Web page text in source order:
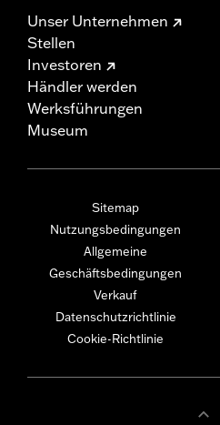
Unser Unternehmen
Stellen
Investoren
Händler werden
Werksführungen
Museum
Sitemap
Nutzungsbedingungen
Allgemeine
Geschäftsbedingungen
Verkauf
Datenschutzrichtlinie
Cookie-Richtlinie